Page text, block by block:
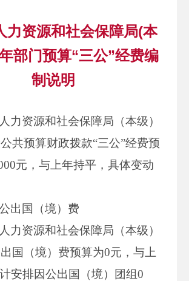
力资源和社会保障局(本
部门预算“三公”经费编
制说明
力资源和社会保障局（本级）
共预算财政拨款“三公”经费预
元，与上年持平，具体变动
出国（境）费
力资源和社会保障局（本级）
国（境）费预算为0元，与上
安排因公出国（境）团组0